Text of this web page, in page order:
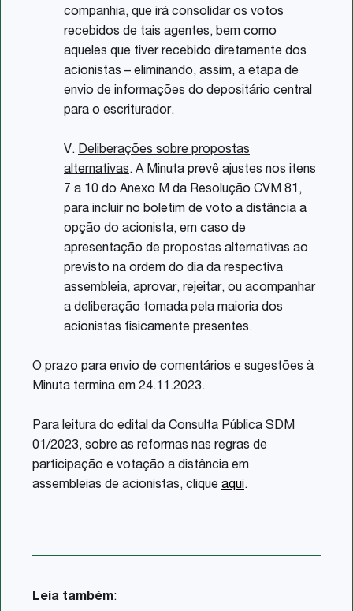
companhia, que irá consolidar os votos
recebidos de tais agentes, bem como
aqueles que tiver recebido diretamente dos
acionistas – eliminando, assim, a etapa de
envio de informações do depositário central
para o escriturador.
V. Deliberações sobre propostas
alternativas. A Minuta prevê ajustes nos itens
7 a 10 do Anexo M da Resolução CVM 81,
para incluir no boletim de voto a distância a
opção do acionista, em caso de
apresentação de propostas alternativas ao
previsto na ordem do dia da respectiva
assembleia, aprovar, rejeitar, ou acompanhar
a deliberação tomada pela maioria dos
acionistas fisicamente presentes.
O prazo para envio de comentários e sugestões à
Minuta termina em 24.11.2023.
Para leitura do edital da Consulta Pública SDM
01/2023, sobre as reformas nas regras de
participação e votação a distância em
assembleias de acionistas, clique aqui.
Leia também: